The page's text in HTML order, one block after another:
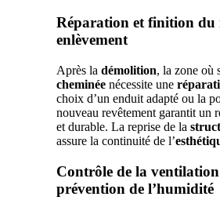
Réparation et finition du
enlèvement
Après la démolition, la zone où
cheminée nécessite une
choix d’un enduit adapté ou la
nouveau revêtement garantit un
et durable. La reprise de la
assure la continuité de l’
Contrôle de la
prévention de l’humidité